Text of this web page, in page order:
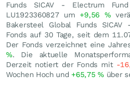
Funds SICAV - Electrum
LU1923360827 um +9,56 %
Bakersteel Global Funds
Fonds auf 30 Tage, seit dem
Der Fonds verzeichnet eine
%. Die aktuelle
Derzeit notiert der Fonds mit -
Wochen Hoch und +65,75%über